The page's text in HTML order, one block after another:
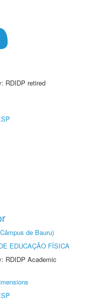
RDIDP retired
de Bauru)
EDUCAÇÃO FÍSICA
RDIDP Academic